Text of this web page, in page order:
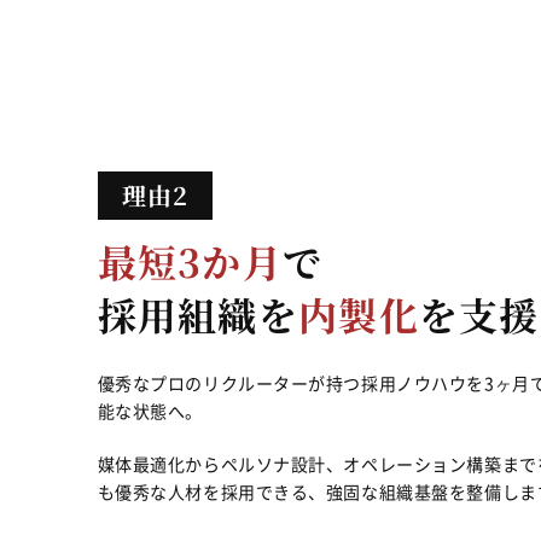
最短3か月で
採用組織を内製化を支援
優秀なプロのリクルーターが持つ採用ノウハウを3ヶ月
能な状態へ。
媒体最適化からペルソナ設計、オペレーション構築ま
も優秀な人材を採用できる、強固な組織基盤を整備し